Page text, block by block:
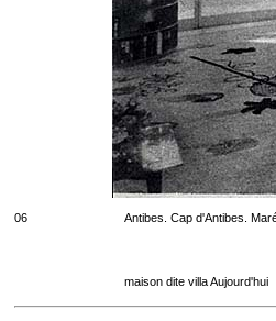
06 Antibes. Cap d'Antibes.
maison dite villa Aujourd'hui